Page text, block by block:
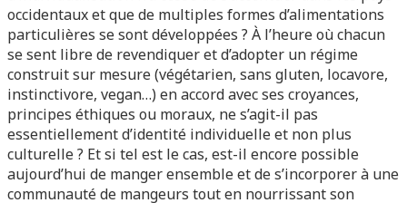
occidentaux et que de multiples formes d’alimentations
particulières se sont développées ? À l’heure où chacun
se sent libre de revendiquer et d’adopter un régime
construit sur mesure (végétarien, sans gluten, locavore,
instinctivore, vegan…) en accord avec ses croyances,
principes éthiques ou moraux, ne s’agit-il pas
essentiellement d’identité individuelle et non plus
culturelle ? Et si tel est le cas, est-il encore possible
aujourd’hui de manger ensemble et de s’incorporer à une
communauté de mangeurs tout en nourrissant son